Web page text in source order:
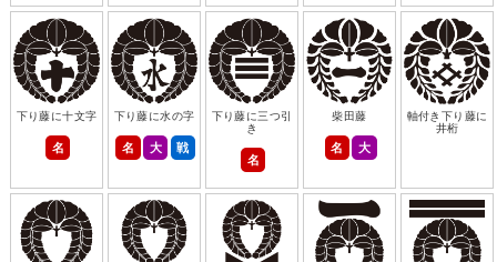
下り藤に十文字
名
下り藤に水の字
名 大 戦
下り藤に三つ引
き
名
柴田藤
名 大
軸付き下り藤に
井桁